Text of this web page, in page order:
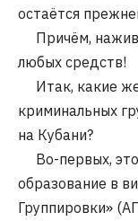
остаётся
Причём,
любых средств!
Итак, какие
криминальных
на Кубани?
Во-первых, это
образование в
Группировки»